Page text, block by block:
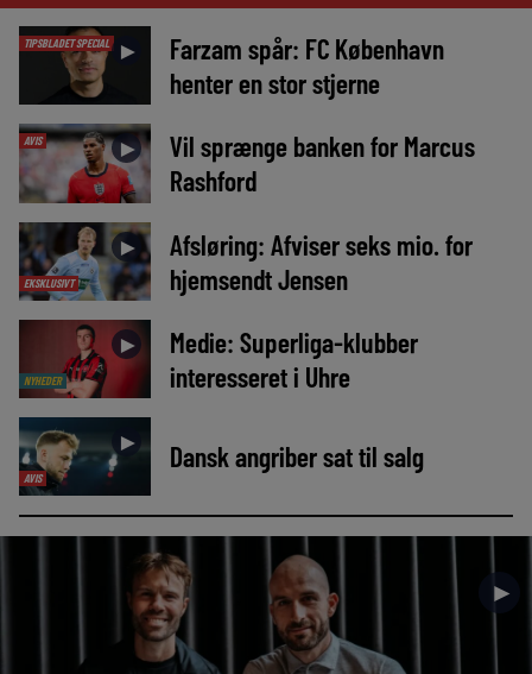
TIPSBLADET SPECIAL ►
Farzam spår: FC København
henter en stor stjerne
AVIS ►
Vil sprænge banken for Marcus
Rashford
EKSKLUSIVT
►
Afsløring: Afviser seks mio. for
hjemsendt Jensen
NYHEDER
►
Medie: Superliga-klubber
interesseret i Uhre
AVIS
► Dansk angriber sat til salg
►